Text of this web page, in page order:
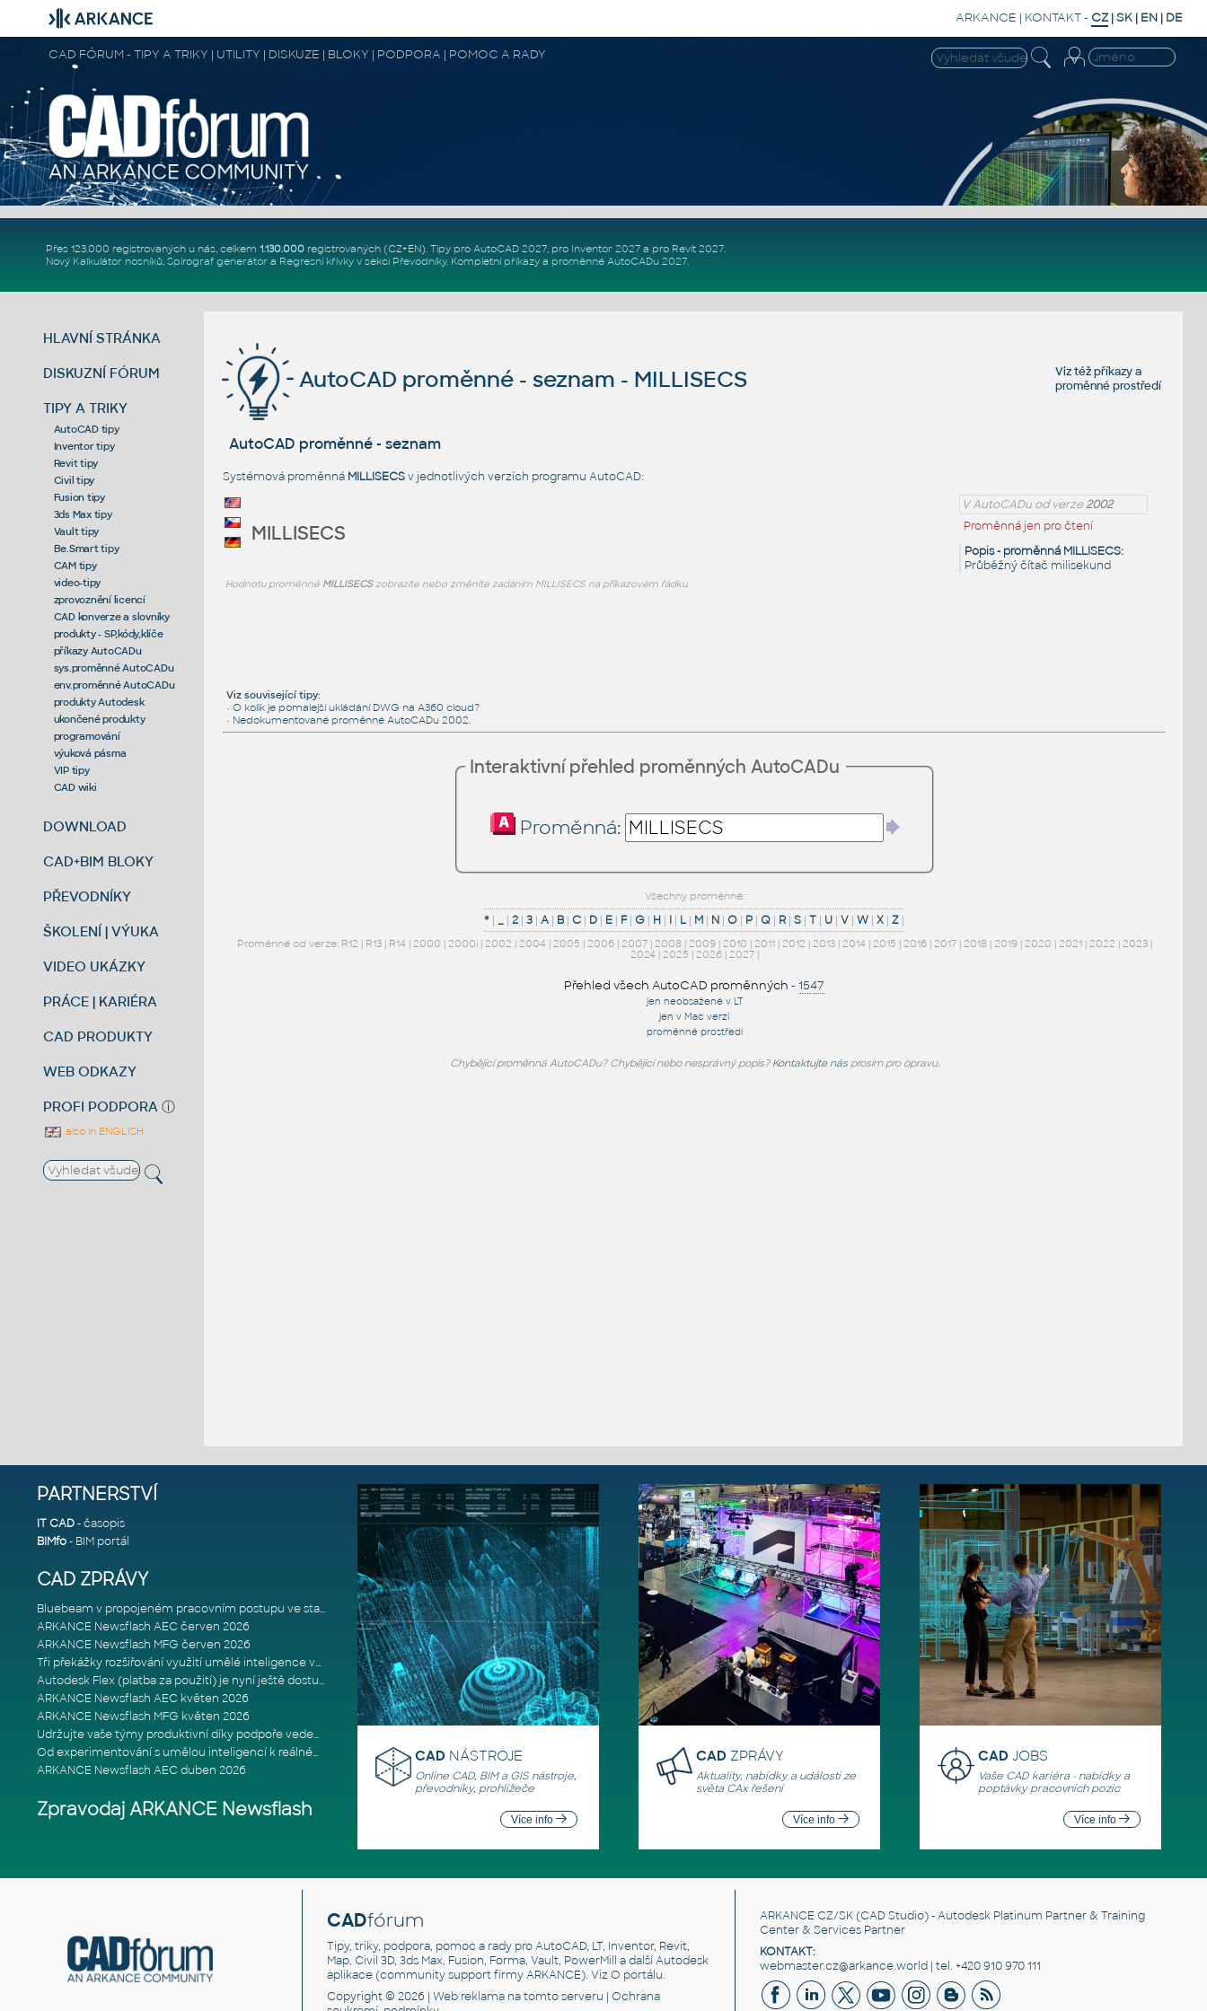
ARKANCE | KONTAKT- CZ |SK | EN | DE
CAD FÓRUM - TIPY A TRIKY | UTILITY | DISKUZE | BLOKY | PODPORA | POMOC A RADY
Přes 123.000 registrovaných u nás, celkem 1.130.000registrovaných (CZ+EN). Tipy pro AutoCAD 2027, pro Inventor 2027a pro Revit 2027.
Nový Kalkulátor nosníků, Spirograf generátor a Regresní křivkyv sekci Převodníky. Kompletní příkazya proměnné AutoCADu 2027.
HLAVNÍ STRÁNKA
DISKUZNÍ FÓRUM
TIPY A TRIKY
AutoCAD tipy
Inventor tipy
Revit tipy
Civil tipy
Fusion tipy
3ds Max tipy
Vault tipy
Be.Smart tipy
CAM tipy
video-tipy
zprovoznění licencí
CAD konverze a slovníky
produkty - SP,kódy,klíče
příkazy AutoCADu
sys.proměnné AutoCADu
env.proměnné AutoCADu
produkty Autodesk
ukončené produkty
programování
výuková pásma
VIP tipy
CAD wiki
DOWNLOAD
CAD+BIM BLOKY
PŘEVODNÍKY
ŠKOLENÍ | VÝUKA
VIDEO UKÁZKY
PRÁCE | KARIÉRA
CAD PRODUKTY
WEB ODKAZY
PROFI PODPORA ⓘ
also in ENGLISH
Viz téžpříkazya
proměnné prostředí
AutoCAD proměnné - seznam - MILLISECS
AutoCAD proměnné - seznam
Systémová proměnná MILLISECSv jednotlivých verzích programu AutoCAD:
V AutoCADu od verze2002
Proměnná jen pro čtení
Popis - proměnná MILLISECS:
Průběžný čítač milisekund
MILLISECS
Hodnotu proměnné MILLISECSzobrazíte nebo změníte zadáním MILLISECS na příkazovém řádku.
Viz související tipy:
• O kolik je pomalejší ukládání DWG na A360 cloud?
• Nedokumentované proměnné AutoCADu 2002.
Interaktivní přehled proměnných AutoCADu
Proměnná:
Všechny proměnné:
* | _ |2 |3 |A | B |C | D | E | F|G | H | I | L | M | N |O | P |Q | R |S |T | U |V |W |X |Z |
Proměnné od verze: R12 | R13| R14| 2000 | 2000i| 2002 | 2004| 2005 | 2006| 2007| 2008| 2009| 2010 | 2011| 2012 | 2013| 2014| 2015 | 2016| 2017| 2018| 2019| 2020 | 2021| 2022 | 2023|
2024| 2025 | 2026| 2027|
Přehled všech AutoCAD proměnných -1547
jen neobsažené v LT
jen v Mac verzi
proměnné prostředí
Chybějící proměnná AutoCADu? Chybějící nebo nesprávný popis? Kontaktujte násprosím pro opravu.
PARTNERSTVÍ
IT CAD- časopis
BIMfo- BIM portál
CAD ZPRÁVY
Bluebeam v propojeném pracovním postupu ve stavebnictví: Proč je int
ARKANCE Newsflash AEC červen 2026
ARKANCE Newsflash MFG červen 2026
Tři překážky rozšiřování využití umělé inteligence ve stavebním prům
Autodesk Flex (platba za použití) je nyní ještě dostupnější
ARKANCE Newsflash AEC květen 2026
ARKANCE Newsflash MFG květen 2026
Udržujte vaše týmy produktivní díky podpoře vedené odborníky
Od experimentování s umělou inteligencí k reálnému dopadu na podniká
ARKANCE Newsflash AEC duben 2026
Zpravodaj ARKANCE Newsflash
CAD NÁSTROJE
Online CAD, BIM a GIS nástroje,
převodníky, prohlížeče
Více info
CAD ZPRÁVY
Aktuality, nabídky a události ze
světa CAx řešení
Více info
CADJOBS
Vaše CAD kariéra - nabídky a
poptávky pracovních pozic
Více info
CADfórum
Tipy, triky, podpora, pomoc a rady pro AutoCAD, LT, Inventor, Revit,
Map, Civil 3D, 3ds Max, Fusion, Forma, Vault, PowerMill a další Autodesk
aplikace (community support firmy ARKANCE). Viz O portálu.
Copyright © 2026 | Web reklamana tomto serveru | Ochrana
ARKANCE CZ/SK(CAD Studio) - Autodesk Platinum Partner & Training
Center & Services Partner
KONTAKT:
webmaster.cz@arkance.world | tel. +420 910 970 111